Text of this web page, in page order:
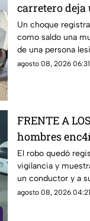
carretero
mu3rtos en
Un choque
como saldo una
de una persona
agosto 08, 2026
FRENTE A
hombres
llevan su
El robo quedó
vigilancia y
un conductor y a
vehículo.
agosto 08, 2026